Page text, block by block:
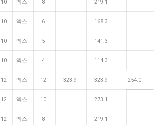
10 엑스 8 219.1
10 엑스 6 168.3
10 엑스 5 141.3
10 엑스 4 114.3
12 엑스 12 323.9 323.9 254.0
12 엑스 10 273.1
12 엑스 8 219.1